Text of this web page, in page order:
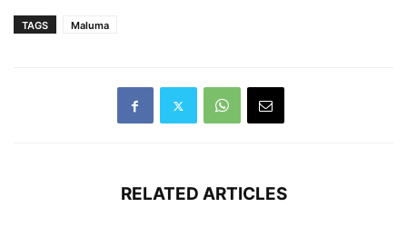
TAGS Maluma
RELATED ARTICLES